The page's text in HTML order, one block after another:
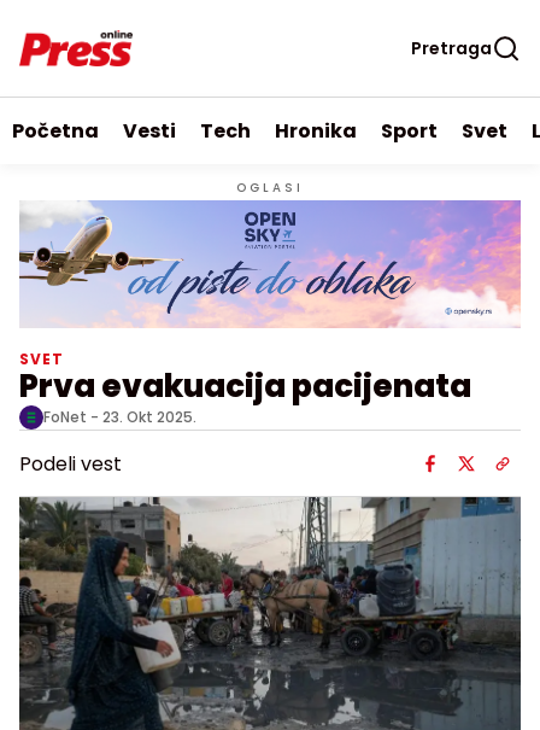
Pretraga
Početna Vesti Tech Hronika Sport Svet
OGLASI
SVET
Prva evakuacija pacijenata
FoNet - 23. Okt 2025.
Podeli vest